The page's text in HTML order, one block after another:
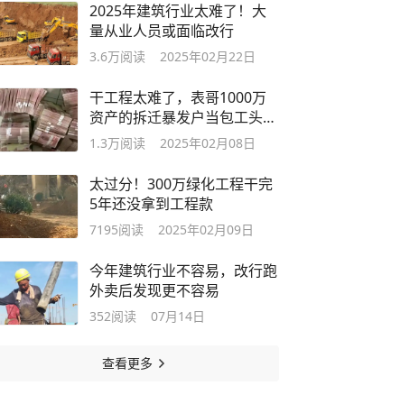
2025年建筑行业太难了！大
量从业人员或面临改行
3.6万阅读 2025年02月22日
干工程太难了，表哥1000万
资产的拆迁暴发户当包工头3
年负债累累
1.3万阅读 2025年02月08日
太过分！300万绿化工程干完
5年还没拿到工程款
7195阅读 2025年02月09日
今年建筑行业不容易，改行跑
外卖后发现更不容易
352阅读 07月14日
查看更多